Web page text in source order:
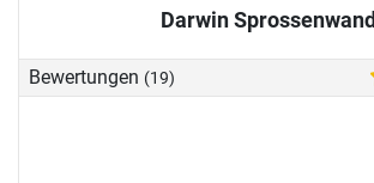
Darwin Sprossenwand
Bewertungen (19)